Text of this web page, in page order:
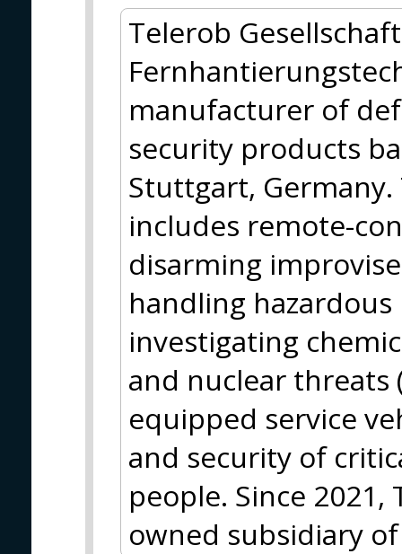
Telerob
manufacturer of
security products
Stuttgart,
includes remote-
disarming
handling hazardous
investigating
and nuclear threats
equipped service
and security of
people. Since
owned subsidiary